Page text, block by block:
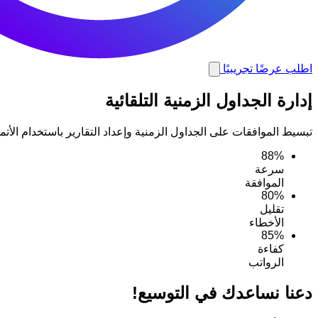
اطلب عرضًا تجريبيًا
إدارة الجداول الزمنية التلقائية
تبسيط الموافقات على الجداول الزمنية وإعداد التقارير باستخدام
88%
سرعة
الموافقة
80%
تقليل
الأخطاء
85%
كفاءة
الرواتب
دعنا نساعدك في التوسيع!